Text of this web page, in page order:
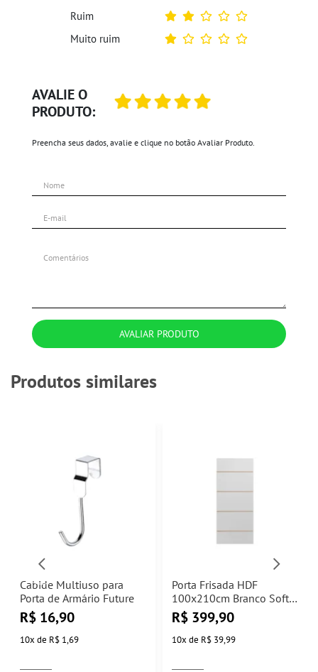
AVALIE O
PRODUTO:
Preencha seus dados, avalie e clique no botão Avaliar Produto.
AVALIAR PRODUTO
Ruim
Muito ruim
Produtos similares
Cabide Multiuso para
Porta de Armário Future
R$ 16,90
10x de R$ 1,69
Porta Frisada HDF
100x210cm Branco Soft 2
Rocha Porta
R$ 399,90
10x de R$ 39,99